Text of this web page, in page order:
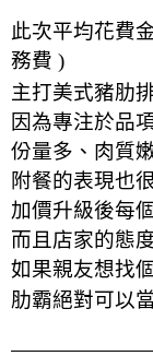
此次平均花費
務費 )
主打美式豬肋
因為專注於品
份量多、肉質
附餐的表現也
加價升級後每
而且店家的態
如果親友想找
肋霸絕對可以